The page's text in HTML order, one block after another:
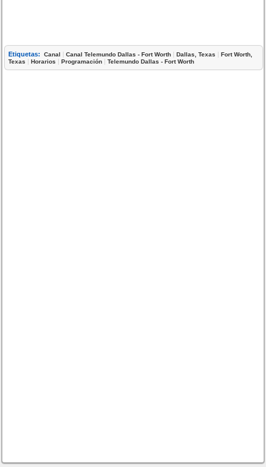
Etiquetas: Canal |Canal Telemundo Dallas - Fort Worth |Dallas, Texas |Fort Worth,
Texas |Horarios |Programación |Telemundo Dallas - Fort Worth